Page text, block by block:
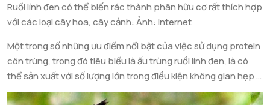
dầu cá trong thức ăn bằng ấu trùng ruồi lính đen ở các nồng
độ khác nhau lên tăng trưởng và sự phát triển của cá hồi cầu
vòng. Thành công của nhóm nghiên cứu nhằm mở ra hướng
đi bền vững cho ngành công nghiệp cá hồi trên thế giới.
Ruồi lính đen có thể biến rác thành phân hữu cơ rất thích hợp
với các loại cây hoa, cây cảnh: Ảnh: Internet
Một trong số những ưu điểm nổi bật của việc sử dụng protein
côn trùng, trong đó tiêu biểu là ấu trùng ruồi lính đen, là có
thể sản xuất với số lượng lớn trong điều kiện không gian hẹp vì
chúng phát triển rất nhanh. Đây là một trong những điểm